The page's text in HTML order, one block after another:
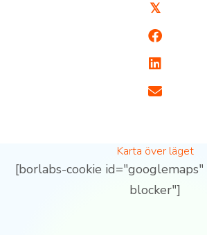
𝕏
Karta över läget
[borlabs-cookie
blocker"]